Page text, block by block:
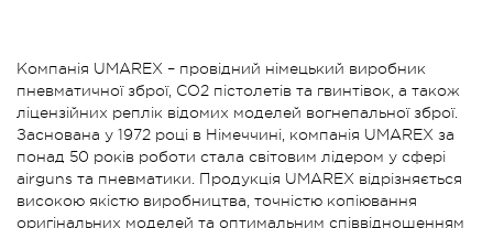
Компанія UMAREX – провідний німецький виробник
пневматичної зброї, CO2 пістолетів та гвинтівок, а також
ліцензійних реплік відомих моделей вогнепальної зброї.
Заснована у 1972 році в Німеччині, компанія UMAREX за
понад 50 років роботи стала світовим лідером у сфері
airguns та пневматики. Продукція UMAREX відрізняється
високою якістю виробництва, точністю копіювання
оригінальних моделей та оптимальним співвідношенням